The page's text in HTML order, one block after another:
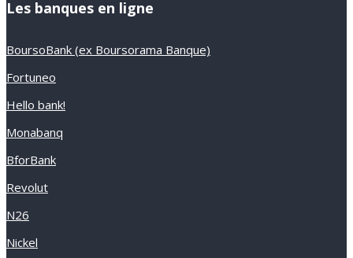
Les banques en ligne
BoursoBank (ex Boursorama Banque)
Fortuneo
Hello bank!
Monabanq
BforBank
Revolut
N26
Nickel